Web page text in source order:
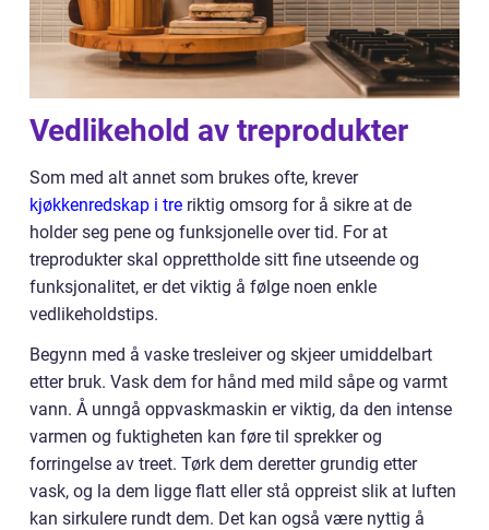
Vedlikehold av treprodukter
Som med alt annet som brukes ofte, krever
kjøkkenredskap i tre riktig omsorg for å sikre at de
holder seg pene og funksjonelle over tid. For at
treprodukter skal opprettholde sitt fine utseende og
funksjonalitet, er det viktig å følge noen enkle
vedlikeholdstips.
Begynn med å vaske tresleiver og skjeer umiddelbart
etter bruk. Vask dem for hånd med mild såpe og varmt
vann. Å unngå oppvaskmaskin er viktig, da den intense
varmen og fuktigheten kan føre til sprekker og
forringelse av treet. Tørk dem deretter grundig etter
vask, og la dem ligge flatt eller stå oppreist slik at luften
kan sirkulere rundt dem. Det kan også være nyttig å